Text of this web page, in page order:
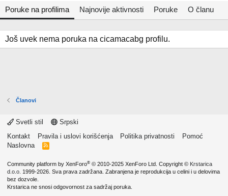
Poruke na profilima Najnovije aktivnosti Poruke O članu
Još uvek nema poruka na cicamacabg profilu.
Članovi
Svetli stil
Srpski
Kontakt
Pravila i uslovi korišćenja Politika privatnosti
Pomoć
Naslovna
R
Community platform by XenForo® © 2010-2025 XenForo Ltd. Copyright © Krstarica
d.o.o. 1999-2026. Sva prava zadržana. Zabranjena je reprodukcija u celini i u delovima
bez dozvole.
Krstarica ne snosi odgovornost za sadržaj poruka.